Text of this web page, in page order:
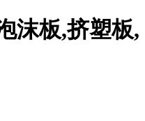
沫板,挤塑板,